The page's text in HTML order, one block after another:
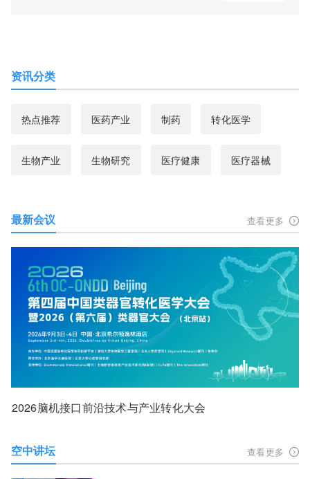
资讯分类
热点推荐 医药产业 制药 转化医学
生物产业 生物研究 医疗健康 医疗器械
最新会议 查看更多
2026脑机接口前沿技术与产业转化大会
空中讲坛 查看更多